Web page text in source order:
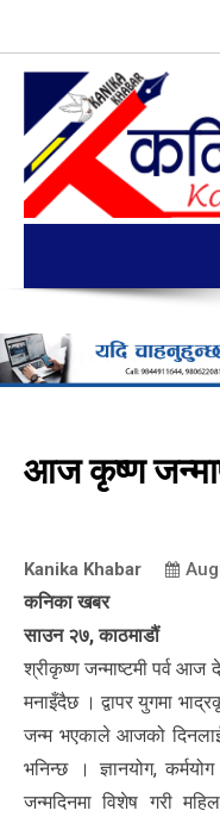
आज कृष्ण
Kanika Khabar
कनिका खबर
साउन २७, काठमाडौं
श्रीकृष्ण जन्माष्टमी पर्व आज
मनाइँदैछ । द्वापर युगमा
जन्म भएकाले आजको दिनलाई
भनिन्छ । ज्ञानयोग,
जन्मदिनमा विशेष गरी